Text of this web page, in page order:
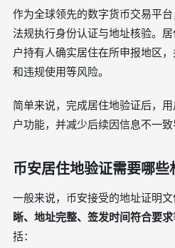
作为全球领先的数字货币交易平
法规执行身份认证与地址核验。
户持有人确实居住在所申报地区
和违规使用等风险。
简单来说，完成居住地验证后，
户功能，并减少后续因信息不一致
币安居住地验证需要哪些
一般来说，币安接受的地址证明
晰、地址完整、签发时间符合要求
括：